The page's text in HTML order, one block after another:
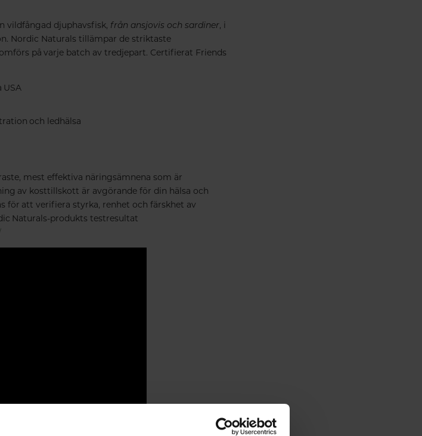
vildfångad djuphavsfisk, från ansjovis och sardiner, i
Nordic Naturals tillämpar de striktaste
på varje batch av tredjepart. Certifierat Friends
USA
och ledhälsa
mest effektiva näringsämnena som är
av kosttillskott är avgörande för din hälsa och
för att verifiera styrka, renhet och färskhet av
Naturals-produkts testresultat